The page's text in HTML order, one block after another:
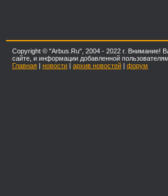
Copyright © "Arbus.Ru", 2004 - 2022 г. Внимание!
сайте, и информации добавленной
Главная | новости | архив новостей | форум